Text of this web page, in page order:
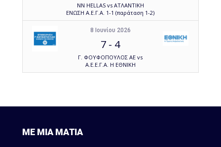
NN HELLAS vs ΑΤΛΑΝΤΙΚΗ
ΕΝΩΣΗ Α.Ε.Γ.Α. 1-1 (παράταση 1-2)
8 Ιουνίου 2026
7 - 4
Γ. ΦΟΥΦΟΠΟΥΛΟΣ ΑΕ vs
Α.Ε.Ε.Γ.Α. Η ΕΘΝΙΚΗ
ΜΕ ΜΙΑ ΜΑΤΙΑ